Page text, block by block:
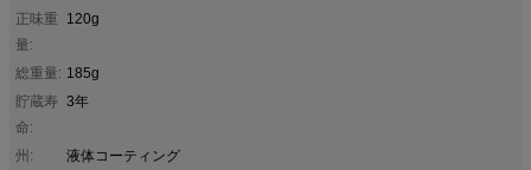
正味重
量:
120g
総重量: 185g
貯蔵寿
命:
3年
州:
液体コーティング